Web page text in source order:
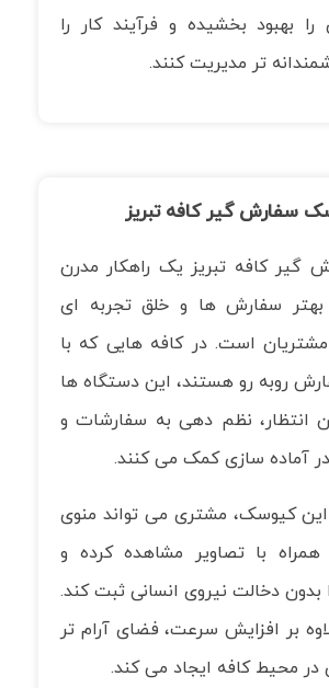
بهبود بخشیده و فرآیند کار را
تر مدیریت کنند.
سفارش گیر کافه تبریز
گیر کافه تبریز یک راهکار مدرن
بهتر سفارش ها و خلق تجربه ای
است. در کافه هایی که با
روبه رو هستند، این دستگاه ها
انتظار، نظم دهی به سفارشات و
آماده سازی کمک می کنند.
این کیوسک، مشتری می تواند منوی
همراه با تصاویر مشاهده کرده و
دخالت نیروی انسانی ثبت کند.
بر افزایش سرعت، فضای آرام تر
در محیط کافه ایجاد می کند.